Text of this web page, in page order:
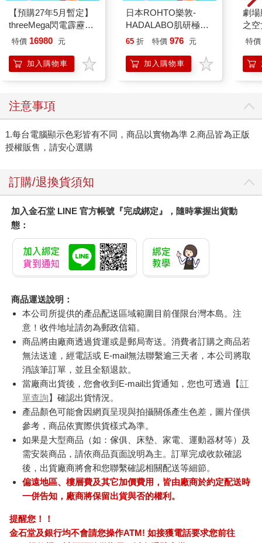
【預購27年5月暫定】
threeMega閃電霹靂車
VA Hi-SPEC UNITED
SIREN 黑色限定
特價 16980 元
加入購物車
日本ROHTO樂敦-
HADALABO肌研極潤
金緻7重玻尿酸高效保
140ml/金瓶(Premium
臉部肌膚護理乳霜,素
65 折 特價 976 元
加入購物車
劇
之
樂
組
特價
注意事項
1.每台電腦顯示色彩皆有不同，商品以實物為準 2.商品皆為正版
授權販售，請安心選購
訂購/退換貨須知
加入金石堂 LINE 官方帳號『完成綁定』，隨時掌握出貨動
態：
商品運送說明：
本公司所提供的產品配送區域範圍目前僅限台灣本島。注
意！收件地址請勿為郵政信箱。
商品將由廠商透過貨運或是郵局寄送。消費者訂購之商品若
無法送達，經電話或 E-mail無法聯繫逾三天者，本公司將取
消該筆訂單，並且全額退款。
當廠商出貨後，您會收到E-mail出貨通知，您也可透過【訂
單查詢】確認出貨情況。
產品顏色可能會因網頁呈現與拍攝關係產生色差，圖片僅供
參考，商品依實際供貨樣式為準。
如果是大型商品（如：傢俱、床墊、家電、運動器材等）及
需安裝商品，請依商品頁面說明為主。訂單完成收款確認
後，出貨廠商將會和您聯繫確認相關配送等細節。
偏遠地區、樓層費及其它加價費用，皆由廠商於約定配送時
一併告知，廠商將保留出貨與否的權利。
提醒您！！
金石堂及銀行均不會請您操作ATM! 如接獲電話要求您前往